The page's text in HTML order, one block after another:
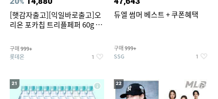
[햇감자출고][익일바로출고]오
리온 포카칩 트리플페퍼 60g 12
구매 999+
롯데온 1
듀엘 썸머 베스트 + 쿠폰혜택
구매 999+
SSG 1
21 22